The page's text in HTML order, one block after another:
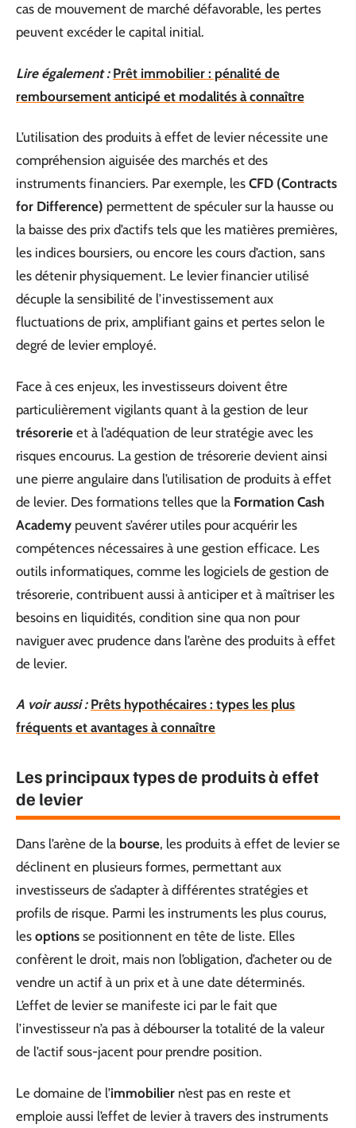
cas de mouvement de marché défavorable, les pertes
peuvent excéder le capital initial.
Lire également : Prêt immobilier : pénalité de
remboursement anticipé et modalités à connaître
L’utilisation des produits à effet de levier nécessite une
compréhension aiguisée des marchés et des
instruments financiers. Par exemple, les CFD (Contracts
for Difference) permettent de spéculer sur la hausse ou
la baisse des prix d’actifs tels que les matières premières,
les indices boursiers, ou encore les cours d’action, sans
les détenir physiquement. Le levier financier utilisé
décuple la sensibilité de l’investissement aux
fluctuations de prix, amplifiant gains et pertes selon le
degré de levier employé.
Face à ces enjeux, les investisseurs doivent être
particulièrement vigilants quant à la gestion de leur
trésorerie et à l’adéquation de leur stratégie avec les
risques encourus. La gestion de trésorerie devient ainsi
une pierre angulaire dans l’utilisation de produits à effet
de levier. Des formations telles que la Formation Cash
Academy peuvent s’avérer utiles pour acquérir les
compétences nécessaires à une gestion efficace. Les
outils informatiques, comme les logiciels de gestion de
trésorerie, contribuent aussi à anticiper et à maîtriser les
besoins en liquidités, condition sine qua non pour
naviguer avec prudence dans l’arène des produits à effet
de levier.
A voir aussi : Prêts hypothécaires : types les plus
fréquents et avantages à connaître
Les principaux types de produits à effet
de levier
Dans l’arène de la bourse, les produits à effet de levier se
déclinent en plusieurs formes, permettant aux
investisseurs de s’adapter à différentes stratégies et
profils de risque. Parmi les instruments les plus courus,
les options se positionnent en tête de liste. Elles
confèrent le droit, mais non l’obligation, d’acheter ou de
vendre un actif à un prix et à une date déterminés.
L’effet de levier se manifeste ici par le fait que
l’investisseur n’a pas à débourser la totalité de la valeur
de l’actif sous-jacent pour prendre position.
Le domaine de l’immobilier n’est pas en reste et
emploie aussi l’effet de levier à travers des instruments